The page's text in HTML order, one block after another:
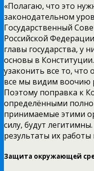
«Полагаю, что это
законодательном
Государственный
Российской
главы государства, у
основы в
узаконить все то, что
все мы видим воочию
Поэтому поправка к
определёнными
принимаемые этими
силу, будут
результаты их работы
Защита окружающей